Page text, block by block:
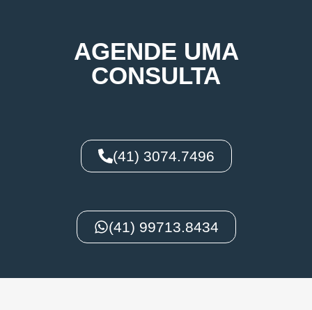
AGENDE UMA
CONSULTA
(41) 3074.7496
(41) 99713.8434